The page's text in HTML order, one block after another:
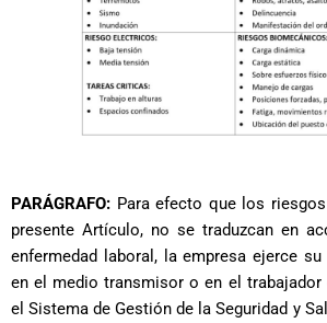
PARÁGRAFO: Para efecto que los
presente Artículo, no se traduzcan en
enfermedad laboral, la empresa ejerce
en el medio transmisor o en el
el Sistema de Gestión de la Seguridad y